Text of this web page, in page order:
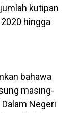
kutipan
hingga
bahawa
masing-
Negeri